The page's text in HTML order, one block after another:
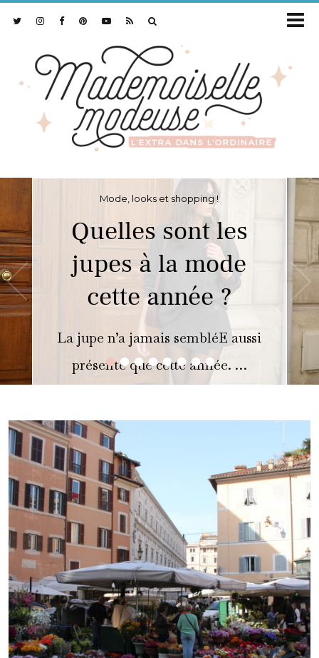
••••••••
Mode, looks et shopping !
Quelles sont les
jupes à la mode
cette année ?
La jupe n’a jamais sembléE aussi
présente que cette année. …